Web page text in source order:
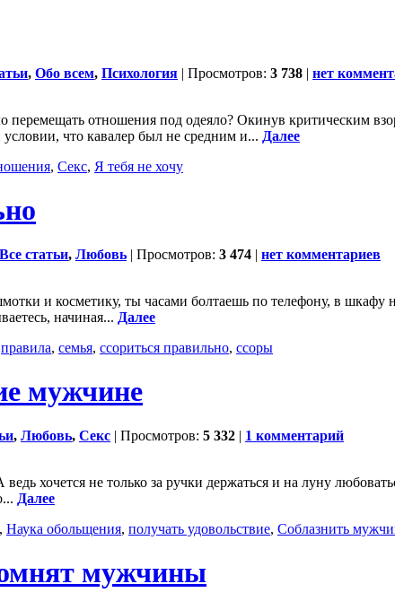
, Обо всем, Психология | Просмотров: 3 738 | нет
отношения под одеяло? Окинув критичес­ким
что кавалер был не сред­ним и... Далее
, Секс, Я тебя не хочу
Все статьи, Любовь | Просмотров: 3 474 | нет комментариев
и косметику, ты часами болтаешь по телефону, в шкафу
начиная... Далее
правила, семья, ссориться правильно, ссоры
мужчине
, Любовь, Секс | Просмотров: 5 332 | 1 комментарий
хочется не только за ручки держаться и на луну
Далее
, Наука обольщения, получать удовольствие, Соблазнить
мужчины